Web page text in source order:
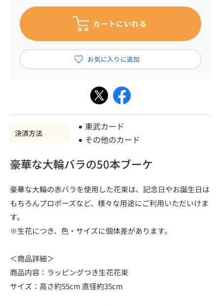
決済方法
東武カード
その他のカード
豪華な大輪バラの50本ブーケ
豪華な大輪の赤バラを使用した花束は、記念日やお誕生日は
もちろんプロポーズなど、様々な用途にご利用いただいけま
す。
※生花につき、色・サイズに個体差があります。
＜商品詳細＞
商品内容：ラッピングつき生花花束
サイズ：高さ約55cm 直径約35cm